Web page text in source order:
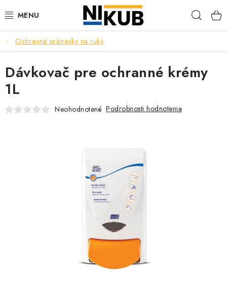
na
EKOLÓGIA
BEZPEČNOSŤ
ORGANIZÁCIA PREVÁDZKY
Ochrana osobných údajov
Ochranné prípravky na ruky
Dávkovač pre ochranné krémy
1L
Neohodnotené Podrobnosti hodnotenia